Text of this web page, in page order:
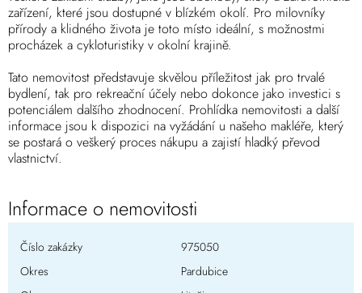
zařízení, které jsou dostupné v blízkém okolí. Pro milovníky
přírody a klidného života je toto místo ideální, s možnostmi
procházek a cykloturistiky v okolní krajině.
Tato nemovitost představuje skvělou příležitost jak pro trvalé
bydlení, tak pro rekreační účely nebo dokonce jako investici s
potenciálem dalšího zhodnocení. Prohlídka nemovitosti a další
informace jsou k dispozici na vyžádání u našeho makléře, který
se postará o veškerý proces nákupu a zajistí hladký převod
vlastnictví.
Informace o nemovitosti
Číslo zakázky
975050
Okres
Pardubice